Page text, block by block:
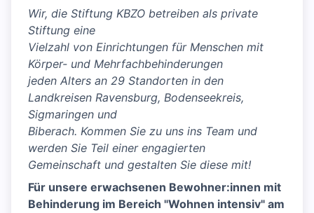
Wir, die Stiftung KBZO betreiben als private
Stiftung eine
Vielzahl von Einrichtungen für Menschen mit
Körper- und Mehrfachbehinderungen
jeden Alters an 29 Standorten in den
Landkreisen Ravensburg, Bodenseekreis,
Sigmaringen und
Biberach. Kommen Sie zu uns ins Team und
werden Sie Teil einer engagierten
Gemeinschaft und gestalten Sie diese mit!
Für unsere erwachsenen Bewohner:innen mit
Behinderung im Bereich "Wohnen intensiv" am